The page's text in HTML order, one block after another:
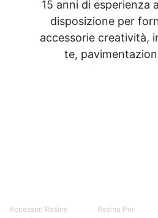
15 anni di esperienza
disposizione per
accessorie creatività,
te,
Accessori Resine
Resina Per